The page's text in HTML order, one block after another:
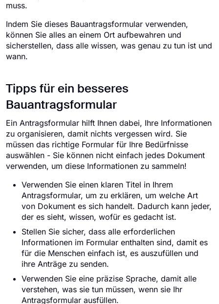
muss.
Indem Sie dieses Bauantragsformular verwenden,
können Sie alles an einem Ort aufbewahren und
sicherstellen, dass alle wissen, was genau zu tun ist und
wann.
Tipps für ein besseres
Bauantragsformular
Ein Antragsformular hilft Ihnen dabei, Ihre Informationen
zu organisieren, damit nichts vergessen wird. Sie
müssen das richtige Formular für Ihre Bedürfnisse
auswählen - Sie können nicht einfach jedes Dokument
verwenden, um diese Informationen zu sammeln!
Verwenden Sie einen klaren Titel in Ihrem
Antragsformular, um zu erklären, um welche Art
von Dokument es sich handelt. Dadurch kann jeder,
der es sieht, wissen, wofür es gedacht ist.
Stellen Sie sicher, dass alle erforderlichen
Informationen im Formular enthalten sind, damit es
für die Menschen einfach ist, es auszufüllen und
ihre Anträge zu senden.
Verwenden Sie eine präzise Sprache, damit alle
verstehen, was sie tun müssen, wenn sie Ihr
Antragsformular ausfüllen.